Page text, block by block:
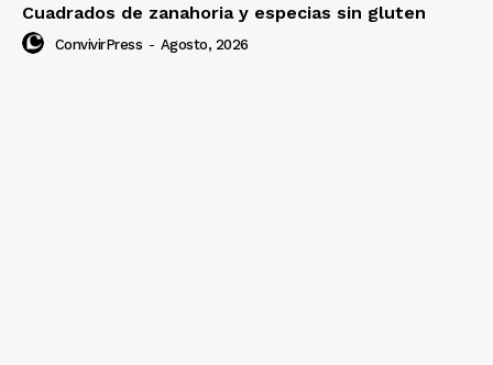
Cuadrados de zanahoria y especias sin gluten
ConvivirPress - Agosto, 2026